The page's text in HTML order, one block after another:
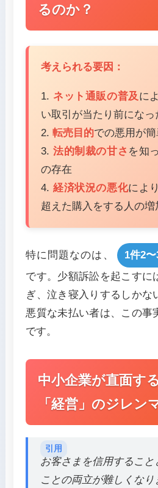
るのか？
考えられる要因：
1. ネット通販の普及に
い取引が当たり前になっ
2.転売目的での悪用が
3. 法的制裁の甘さ を知
の存在
4. 経済状況の悪化によ
超えた購入をする人の増
特に問題なのは、 1件2〜
です。少額訴訟を起こすに
ぎ、泣き寝入りするしかな
悪質な未払い者は、この事
です。
中小企業が直面す
「経営」のジレン
お客さまを信用すること
ことの両立が難しくな